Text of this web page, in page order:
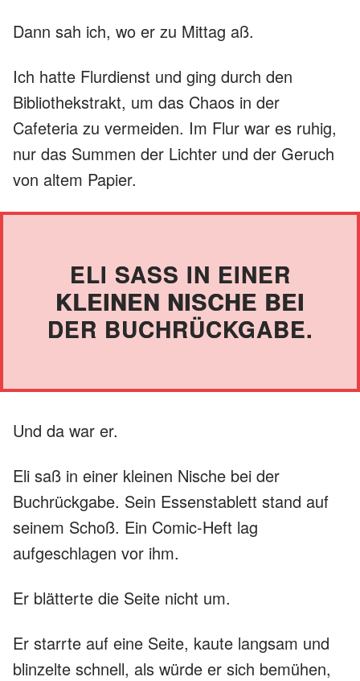
Dann sah ich, wo er zu Mittag aß.
Ich hatte Flurdienst und ging durch den
Bibliothekstrakt, um das Chaos in der
Cafeteria zu vermeiden. Im Flur war es ruhig,
nur das Summen der Lichter und der Geruch
von altem Papier.
ELI SASS IN EINER K
LEINEN NISCHE BEI D
ER BUCHRÜCKGABE.
Und da war er.
Eli saß in einer kleinen Nische bei der
Buchrückgabe. Sein Essenstablett stand auf
seinem Schoß. Ein Comic-Heft lag
aufgeschlagen vor ihm.
Er blätterte die Seite nicht um.
Er starrte auf eine Seite, kaute langsam und
blinzelte schnell, als würde er sich bemühen,